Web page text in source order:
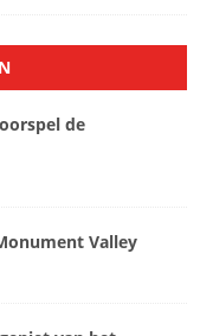
de
Valley